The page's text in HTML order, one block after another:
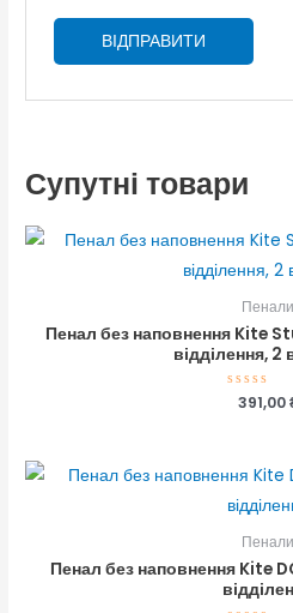
Супутні товари
Пенали
Пенал без наповнення Kite
відділення, 2
Оцінено
391,00
Пенали
Пенал без наповнення Kite